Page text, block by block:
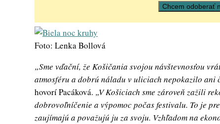
Foto: Lenka Bollová
„Sme vďační, že Košičania svojou návštevnosťou
atmosféru a dobrú náladu v uliciach nepokazilo ani
hovorí Pacáková. „V Košiciach sme zároveň zažili
dobrovoľníčenie a výpomoc počas festivalu. To je
zaujímajú a považujú ju za svoju. Vzhľadom na